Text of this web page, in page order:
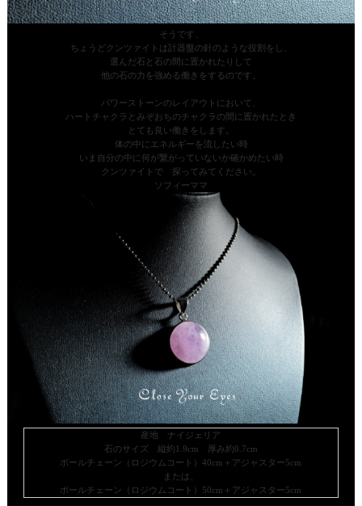
そうです、
ちょうどクンツァイトは計器盤の針のような役割をし、
選んだ石と石の間に置かれたりして
他の石の力を強める働きをするのです。
パワーストーンのレイアウトにおいて、
ハートチャクラとみぞおちのチャクラの間に置かれたとき
とても良い働きをします。
体の中にエネルギーを流したい時
いま自分の中に何が繋がっていないか確かめたい時
クンツァイトで 探ってみてください。
ソフィーママ
産地 ナイジェリア
石のサイズ 縦約1.9cm 厚み約0.7cm
ボールチェーン（ロジウムコート）40cm＋アジャスター5cm
または、
ボールチェーン（ロジウムコート）50cm＋アジャスター5cm